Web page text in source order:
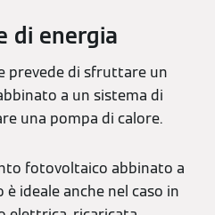
di energia
prevede di sfruttare un
a un sistema di
una pompa di calore.
fotovoltaico abbinato a
ideale anche nel caso in